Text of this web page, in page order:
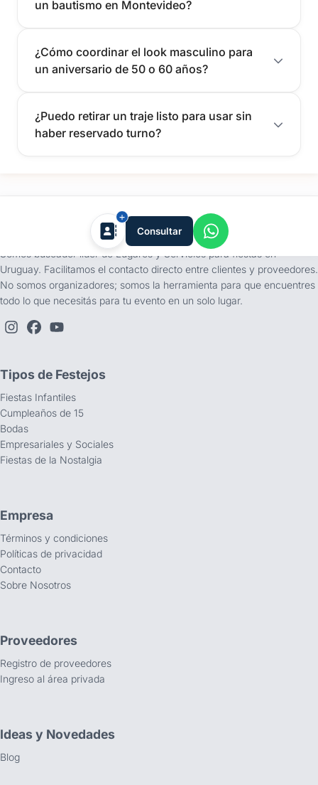
un bautismo en Montevideo?
¿Cómo coordinar el look masculino para
un aniversario de 50 o 60 años?
¿Puedo retirar un traje listo para usar sin
haber reservado turno?
Consultar
tufiesta.com.uy
Somos buscador líder de Lugares y Servicios para fiestas en
Uruguay. Facilitamos el contacto directo entre clientes y proveedores.
No somos organizadores; somos la herramienta para que encuentres
todo lo que necesitás para tu evento en un solo lugar.
Tipos de Festejos
Fiestas Infantiles
Cumpleaños de 15
Bodas
Empresariales y Sociales
Fiestas de la Nostalgia
Empresa
Términos y condiciones
Políticas de privacidad
Contacto
Sobre Nosotros
Proveedores
Registro de proveedores
Ingreso al área privada
Ideas y Novedades
Blog